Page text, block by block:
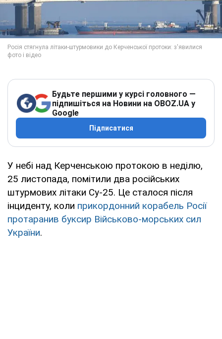
Будьте першими у курсі головного —
підпишіться на Новини на OBOZ.UA у
Google
Підписатися
У небі над Керченською протокою в неділю,
25 листопада, помітили два російських
штурмових літаки Су-25. Це сталося після
інциденту, коли прикордонний корабель Росії
протаранив буксир Військово-морських сил
України.